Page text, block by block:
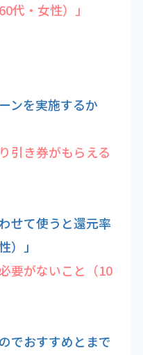
代・女性）」
ンを実施するか
引き券がもらえる
せて使うと還元率
）」
要がないこと（10
でおすすめとまで